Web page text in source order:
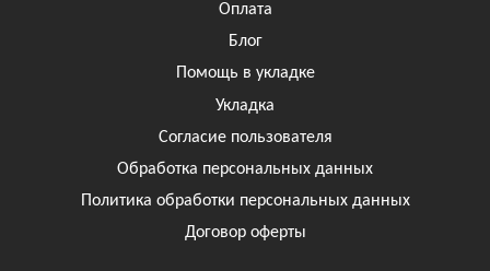
Оплата
Блог
Помощь в укладке
Укладка
Согласие пользователя
Обработка персональных данных
Политика обработки персональных данных
Договор оферты